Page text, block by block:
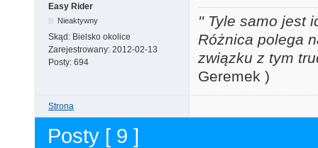
Easy Rider
Nieaktywny
Skąd: Bielsko okolice
Zarejestrowany: 2012-02-13
Posty: 694
'' Tyle samo jest
Różnica polega
związku z tym
Geremek )
Strona
Posty [ 9 ]